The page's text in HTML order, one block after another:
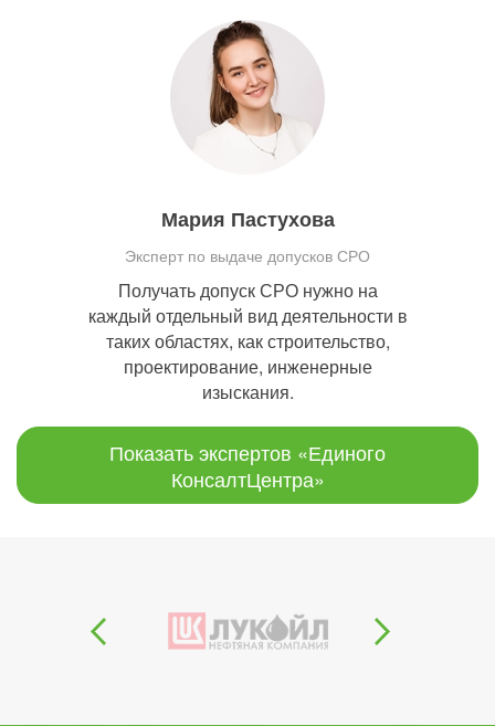
Мария Пастухова
Эксперт по выдаче допусков СРО
Получать допуск СРО нужно на
каждый отдельный вид деятельности в
таких областях, как строительство,
проектирование, инженерные
изыскания.
Показать экспертов «Единого
КонсалтЦентра»